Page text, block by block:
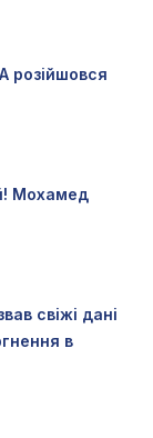
розійшовся
Мохамед
свіжі дані
в